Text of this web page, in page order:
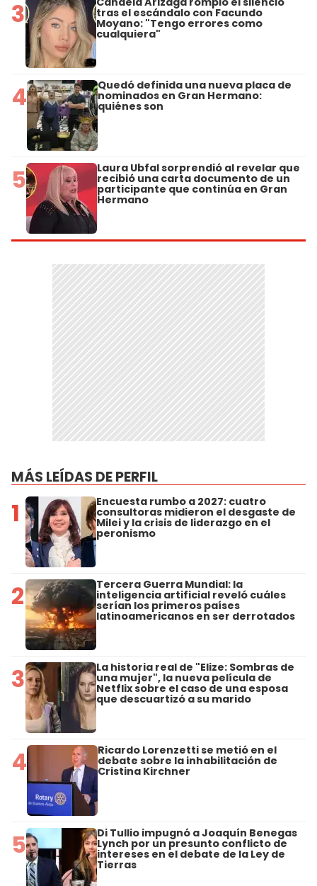
3 tras el escándalo con Facundo
Moyano: "Tengo errores como
cualquiera"
4 Quedó definida una nueva placa de
nominados en Gran Hermano:
quiénes son
5 Laura Ubfal sorprendió al revelar que
recibió una carta documento de un
participante que continúa en Gran
Hermano
MÁS LEÍDAS DE PERFIL
1 Encuesta rumbo a 2027: cuatro
consultoras midieron el desgaste de
Milei y la crisis de liderazgo en el
peronismo
2 Tercera Guerra Mundial: la
inteligencia artificial reveló cuáles
serían los primeros países
latinoamericanos en ser derrotados
3 La historia real de "Elize: Sombras de
una mujer", la nueva película de
Netflix sobre el caso de una esposa
que descuartizó a su marido
4 Ricardo Lorenzetti se metió en el
debate sobre la inhabilitación de
Cristina Kirchner
5 Di Tullio impugnó a Joaquín Benegas
Lynch por un presunto conflicto de
intereses en el debate de la Ley de
Tierras